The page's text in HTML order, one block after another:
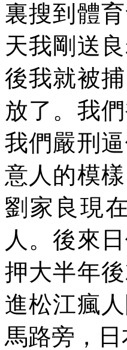
裏搜到體
天我剛送
後我就被
放了。我
我們嚴刑
意人的模
劉家良現
人。後來
押大半年
進松江瘋
馬路旁，